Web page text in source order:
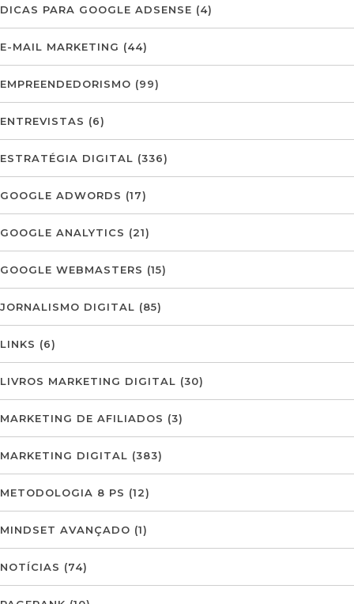
DICAS PARA GOOGLE ADSENSE (4)
E-MAIL MARKETING (44)
EMPREENDEDORISMO (99)
ENTREVISTAS (6)
ESTRATÉGIA DIGITAL (336)
GOOGLE ADWORDS (17)
GOOGLE ANALYTICS (21)
GOOGLE WEBMASTERS (15)
JORNALISMO DIGITAL (85)
LINKS (6)
LIVROS MARKETING DIGITAL (30)
MARKETING DE AFILIADOS (3)
MARKETING DIGITAL (383)
METODOLOGIA 8 PS (12)
MINDSET AVANÇADO (1)
NOTÍCIAS (74)